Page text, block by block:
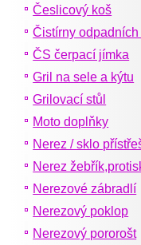
Česlicový koš
Čistírny odpadních
ČS čerpací jímka
Gril na sele a kýtu
Grilovací stůl
Moto doplňky
Nerez / sklo
Nerez
Nerezové zábradlí
Nerezový poklop
Nerezový pororošt